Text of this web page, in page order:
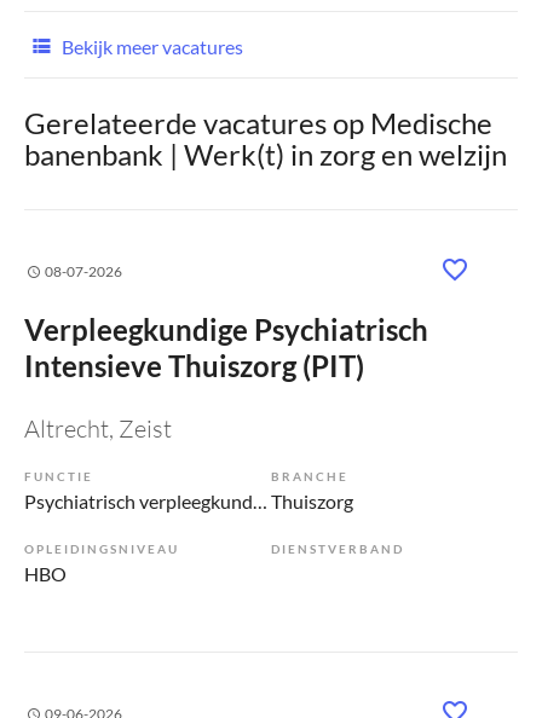
Bekijk meer vacatures
Gerelateerde vacatures op Medische
banenbank | Werk(t) in zorg en welzijn
08-07-2026
Verpleegkundige Psychiatrisch
Intensieve Thuiszorg (PIT)
Altrecht, Zeist
FUNCTIE
Psychiatrisch verpleegkundige
BRANCHE
Thuiszorg
OPLEIDINGSNIVEAU
HBO
DIENSTVERBAND
09-06-2026